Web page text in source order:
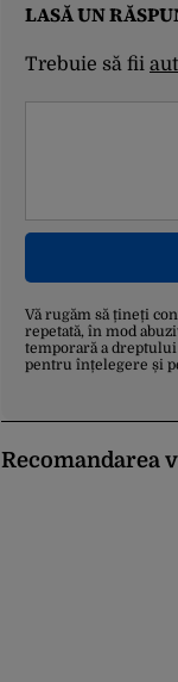
LASĂ UN
Trebuie să fii
Vă rugăm să țineți
repetată, în mod
temporară a
pentru înțelegere și
Recomandarea